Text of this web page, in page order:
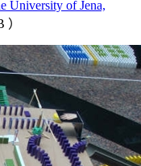
University of Jena,
）